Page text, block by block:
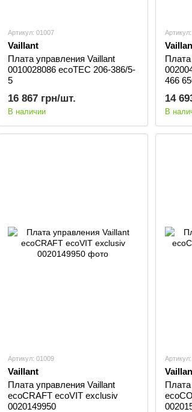
Артикул: 01007
Vaillant
Плата управления Vaillant
0010028086 ecoTEC 206-386/5-
5
16 867 грн/шт.
В наличии
Плата
466
14
В
Артикул: 01009
Vaillant
Плата управления Vaillant
ecoCRAFT ecoVIT exclusiv
0020149950
Плата